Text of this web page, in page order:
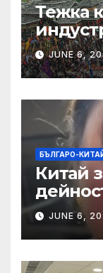
Тежка
алианс
JUNE 6,
БЪЛГАРО-
Китай
JUNE 6,